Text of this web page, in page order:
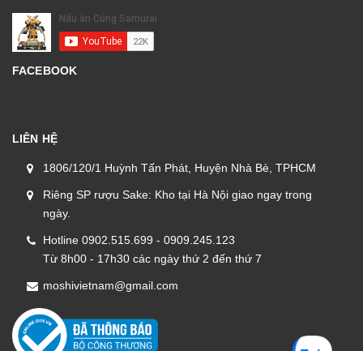
FACEBOOK
LIÊN HỆ
1806/120/1 Huỳnh Tấn Phát, Huyện Nhà Bè, TPHCM
Riêng SP rượu Sake: Kho tại Hà Nội giao ngay trong
ngày.
Hotline 0902.515.699 - 0909.245.123
Từ 8h00 - 17h30 các ngày thứ 2 đến thứ 7
moshivietnam@gmail.com